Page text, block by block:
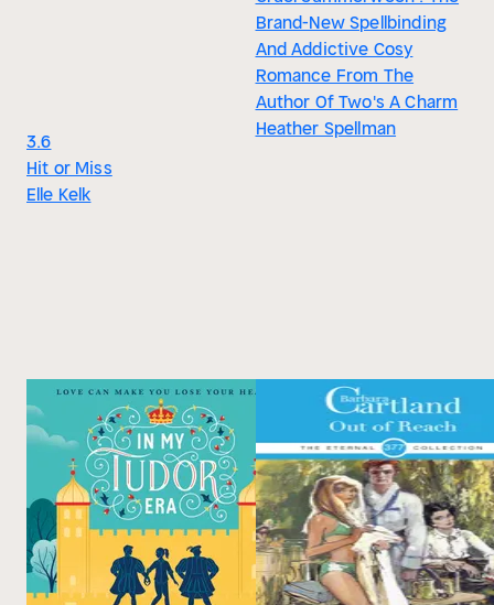
3.6
Hit or Miss
Elle Kelk
Brand-New Spellbinding
And Addictive Cosy
Romance From The
Author Of Two's A Charm
Heather Spellman